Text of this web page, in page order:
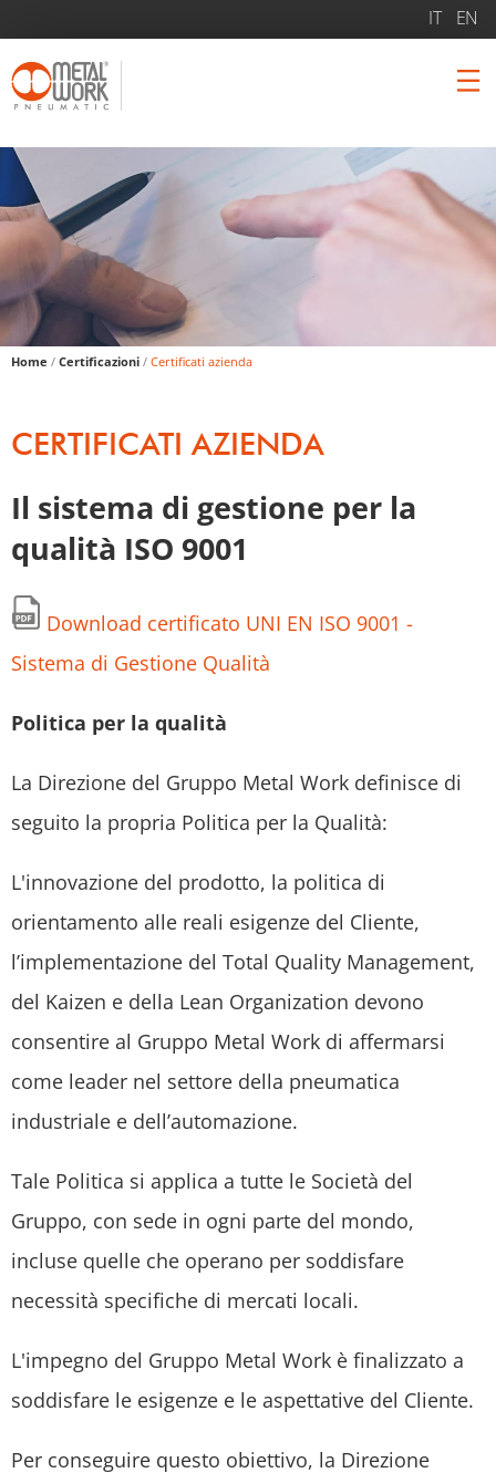
Home / Certificazioni / Certificati azienda
CERTIFICATI AZIENDA
Il sistema di gestione per la
qualità ISO 9001
Download certificato UNI EN ISO 9001 -
Sistema di Gestione Qualità
Politica per la qualità
La Direzione del Gruppo Metal Work definisce di
seguito la propria Politica per la Qualità:
L'innovazione del prodotto, la politica di
orientamento alle reali esigenze del Cliente,
l’implementazione del Total Quality Management,
del Kaizen e della Lean Organization devono
consentire al Gruppo Metal Work di affermarsi
come leader nel settore della pneumatica
industriale e dell’automazione.
Tale Politica si applica a tutte le Società del
Gruppo, con sede in ogni parte del mondo,
incluse quelle che operano per soddisfare
necessità specifiche di mercati locali.
L'impegno del Gruppo Metal Work è finalizzato a
soddisfare le esigenze e le aspettative del Cliente.
Per conseguire questo obiettivo, la Direzione